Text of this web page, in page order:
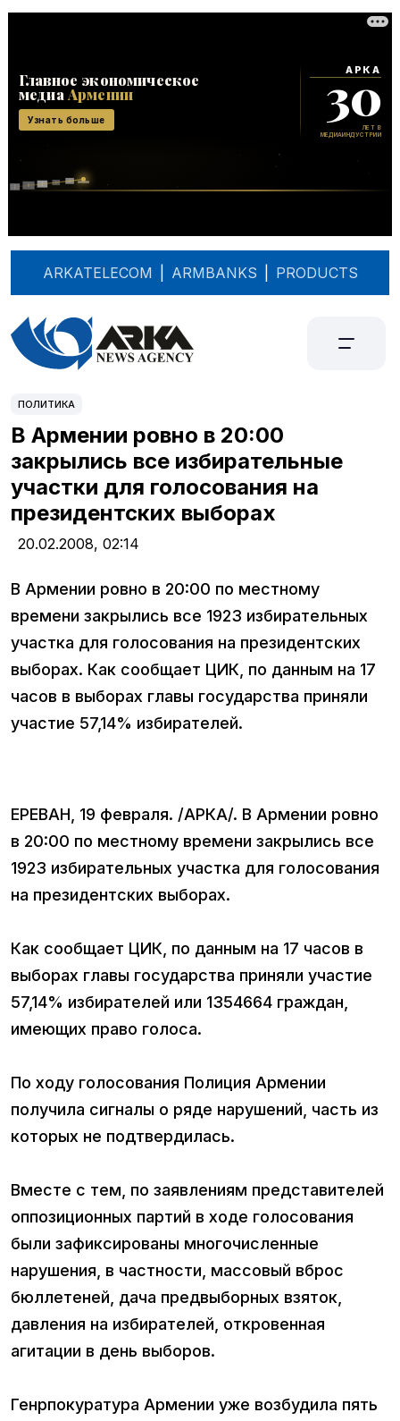
ARKATELECOM ARMBANKS PRODUCTS
ПОЛИТИКА
В Армении ровно в 20:00
закрылись все избирательные
участки для голосования на
президентских выборах
20.02.2008, 02:14
В Армении ровно в 20:00 по местному
времени закрылись все 1923 избирательных
участка для голосования на президентских
выборах. Как сообщает ЦИК, по данным на 17
часов в выборах главы государства приняли
участие 57,14% избирателей.
ЕРЕВАН, 19 февраля. /АРКА/. В Армении ровно
в 20:00 по местному времени закрылись все
1923 избирательных участка для голосования
на президентских выборах.
Как сообщает ЦИК, по данным на 17 часов в
выборах главы государства приняли участие
57,14% избирателей или 1354664 граждан,
имеющих право голоса.
По ходу голосования Полиция Армении
получила сигналы о ряде нарушений, часть из
которых не подтвердилась.
Вместе с тем, по заявлениям представителей
оппозиционных партий в ходе голосования
были зафиксированы многочисленные
нарушения, в частности, массовый вброс
бюллетеней, дача предвыборных взяток,
давления на избирателей, откровенная
агитации в день выборов.
Генрпокуратура Армении уже возбудила пять